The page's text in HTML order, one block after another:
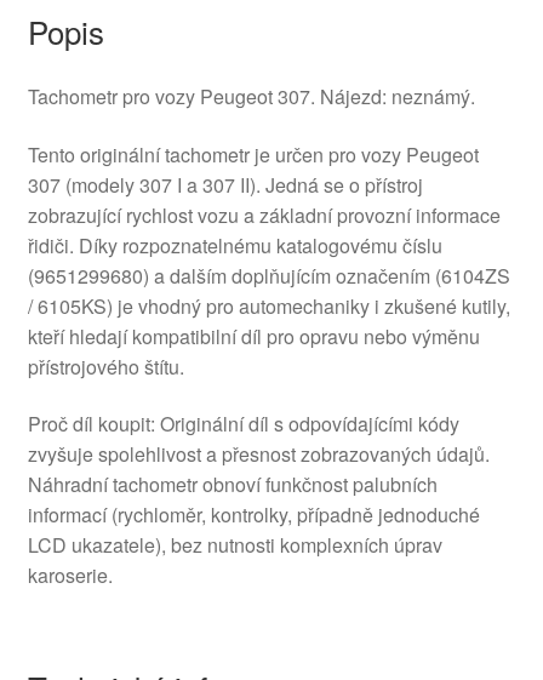
Popis
Tachometr pro vozy Peugeot 307. Nájezd: neznámý.
Tento originální tachometr je určen pro vozy Peugeot
307 (modely 307 I a 307 II). Jedná se o přístroj
zobrazující rychlost vozu a základní provozní informace
řidiči. Díky rozpoznatelnému katalogovému číslu
(9651299680) a dalším doplňujícím označením (6104ZS
/ 6105KS) je vhodný pro automechaniky i zkušené kutily,
kteří hledají kompatibilní díl pro opravu nebo výměnu
přístrojového štítu.
Proč díl koupit: Originální díl s odpovídajícími kódy
zvyšuje spolehlivost a přesnost zobrazovaných údajů.
Náhradní tachometr obnoví funkčnost palubních
informací (rychloměr, kontrolky, případně jednoduché
LCD ukazatele), bez nutnosti komplexních úprav
karoserie.